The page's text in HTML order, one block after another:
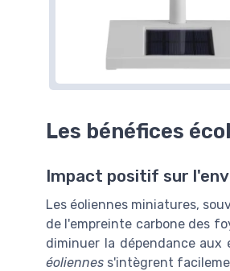
Les bénéfices
Impact positif sur
Les éoliennes miniatures,
de l'empreinte carbone des
diminuer la dépendance
éoliennes s'intègrent